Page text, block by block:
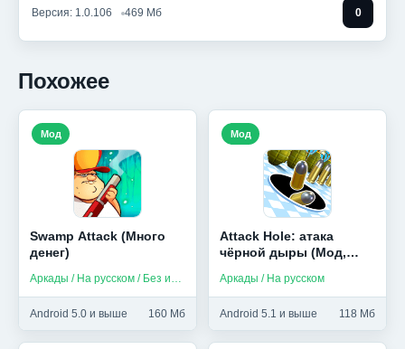
Версия: 1.0.106 469 Мб 0
Похожее
Swamp Attack (Много
денег)
Аркады / На русском / Без интернета
Android 5.0 и выше 160 Мб
Мод
Attack Hole: атака
чёрной дыры (Мод,
Аркады / На русском
Android 5.1 и выше 118 Мб
Мод